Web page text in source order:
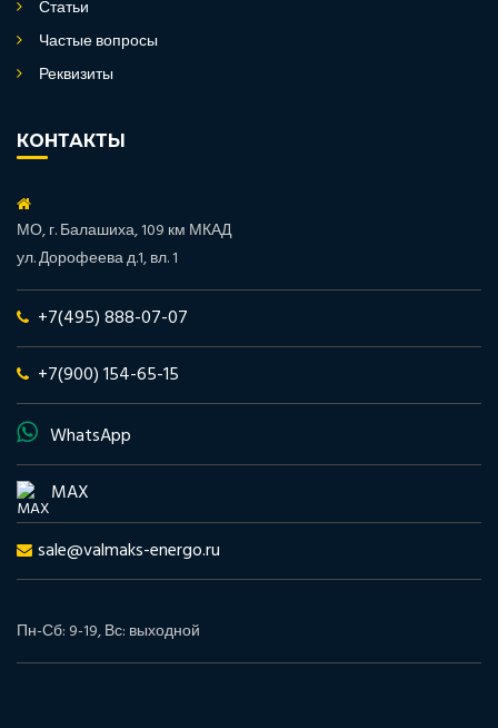
Статьи
Частые вопросы
Реквизиты
КОНТАКТЫ
МО, г. Балашиха, 109 км МКАД
ул. Дорофеева д.1, вл. 1
+7(495) 888-07-07
+7(900) 154-65-15
WhatsApp
MAX
sale@valmaks-energo.ru
Пн-Сб: 9-19, Вс: выходной